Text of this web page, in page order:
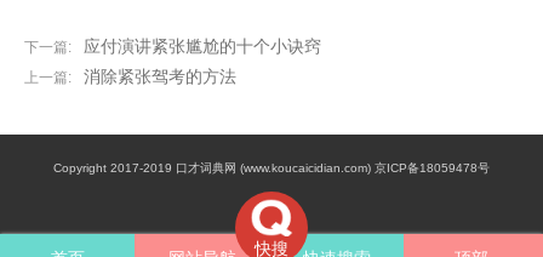
下一篇: 应付演讲紧张尴尬的十个小诀窍
上一篇: 消除紧张驾考的方法
快搜
Copyright 2017-2019 口才词典网 (www.koucaicidian.com) 京ICP备18059478号